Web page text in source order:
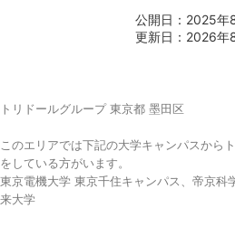
公開日：2025年
更新日：2026年
トリドールグループ 東京都 墨田区
このエリアでは下記の大学キャンパスから
をしている方がいます。
東京電機大学 東京千住キャンパス、帝京科
来大学